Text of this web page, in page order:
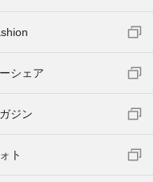
シェア
ジン
ト